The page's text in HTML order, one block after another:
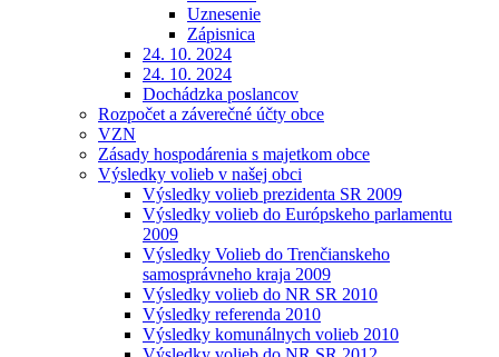
Uznesenie
Zápisnica
24. 10. 2024
24. 10. 2024
Dochádzka poslancov
Rozpočet a záverečné účty obce
VZN
Zásady hospodárenia s majetkom obce
Výsledky volieb v našej obci
Výsledky volieb prezidenta SR 2009
Výsledky volieb do Európskeho parlamentu
2009
Výsledky Volieb do Trenčianskeho
samosprávneho kraja 2009
Výsledky volieb do NR SR 2010
Výsledky referenda 2010
Výsledky komunálnych volieb 2010